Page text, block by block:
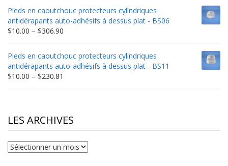
$9.00
through
$198.80
Pieds en caoutchouc protecteurs cylindriques
antidérapants auto-adhésifs à dessus plat - BS06
$10.00 – $306.90
through
$306.90
Pieds en caoutchouc protecteurs cylindriques
antidérapants auto-adhésifs à dessus plat - BS11
$10.00 – $230.81
$230.81
LES ARCHIVES
Les
archives